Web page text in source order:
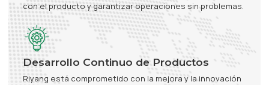
con el producto y garantizar operaciones sin problemas.
Desarrollo Continuo de Productos
Riyang está comprometido con la mejora y la innovación